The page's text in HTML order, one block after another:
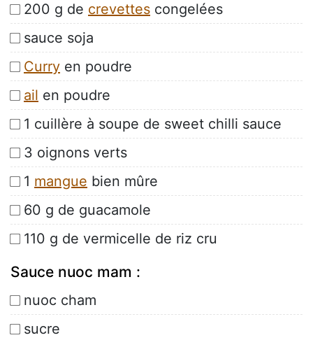
200 g de crevettes congelées
sauce soja
Curry en poudre
ail en poudre
1 cuillère à soupe de sweet chilli sauce
3 oignons verts
1 mangue bien mûre
60 g de guacamole
110 g de vermicelle de riz cru
Sauce nuoc mam :
nuoc cham
sucre